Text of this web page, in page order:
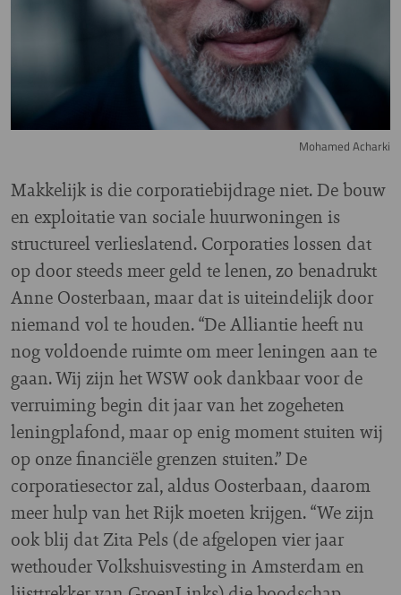
Mohamed Acharki
Makkelijk is die corporatiebijdrage niet. De bouw
en exploitatie van sociale huurwoningen is
structureel verlieslatend. Corporaties lossen dat
op door steeds meer geld te lenen, zo benadrukt
Anne Oosterbaan, maar dat is uiteindelijk door
niemand vol te houden. “De Alliantie heeft nu
nog voldoende ruimte om meer leningen aan te
gaan. Wij zijn het WSW ook dankbaar voor de
verruiming begin dit jaar van het zogeheten
leningplafond, maar op enig moment stuiten wij
op onze financiële grenzen stuiten.” De
corporatiesector zal, aldus Oosterbaan, daarom
meer hulp van het Rijk moeten krijgen. “We zijn
ook blij dat Zita Pels (de afgelopen vier jaar
wethouder Volkshuisvesting in Amsterdam en